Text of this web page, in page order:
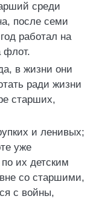
среди
после семи
работал на
флот.
в жизни они
ради жизни
старших,
и ленивых;
уже
их детским
со старшими,
с войны,